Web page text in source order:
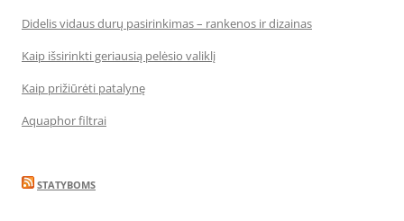
Didelis vidaus durų pasirinkimas – rankenos ir dizainas
Kaip išsirinkti geriausią pelėsio valiklį
Kaip prižiūrėti patalynę
Aquaphor filtrai
STATYBOMS